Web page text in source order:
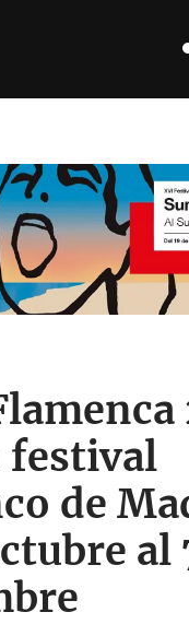
festival
de
al